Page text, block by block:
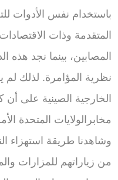
باستخدام نفس الأدوات
المتقدمة وذات
المصابين، بينما نجد هذه
نظرية المؤامرة. لذلك لم
الخارجية الصينية على أن
مخابرالولايات المتحدة
وشاهدنا طريقة استهزاء
من زياراتهم للمزارات